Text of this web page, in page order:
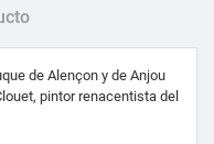
de Alençon y de Anjou
pintor renacentista del